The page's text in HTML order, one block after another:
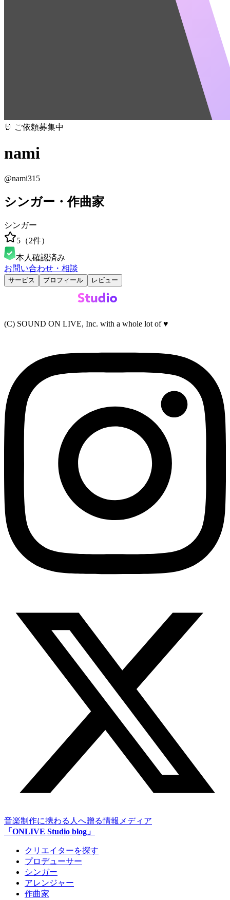
🤘 ご依頼募集中
nami
@nami315
シンガー・作曲家
シンガー
5 （2件）
本人確認済み
お問い合わせ・相談
サービス プロフィール レビュー
(C) SOUND ON LIVE, Inc. with a whole lot of ♥
音楽制作に携わる人へ贈る情報メディア
「ONLIVE Studio blog」
クリエイターを探す
プロデューサー
シンガー
アレンジャー
作曲家